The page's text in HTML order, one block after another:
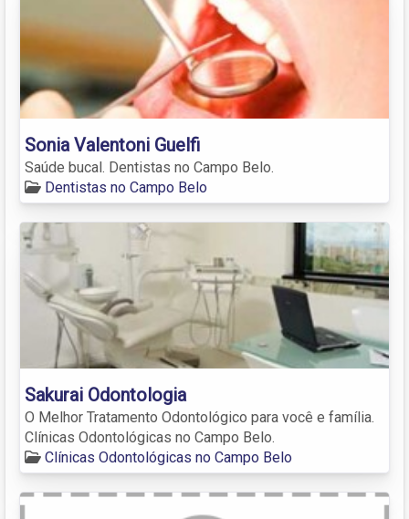
Sonia Valentoni Guelfi
Saúde bucal. Dentistas no Campo Belo.
Dentistas no Campo Belo
Sakurai Odontologia
O Melhor Tratamento Odontológico para você e família.
Clínicas Odontológicas no Campo Belo.
Clínicas Odontológicas no Campo Belo